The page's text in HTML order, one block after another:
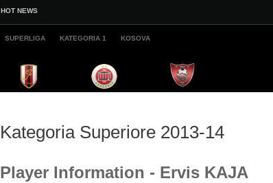
HOT NEWS
SUPERLIGA KATEGORIA 1 KOSOVA
Kategoria Superiore 2013-14
Player Information - Ervis KAJA